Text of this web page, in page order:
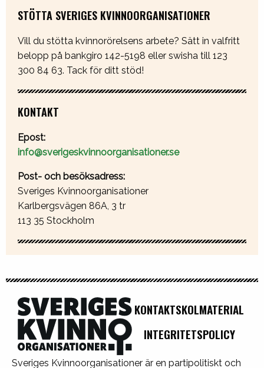
STÖTTA SVERIGES KVINNOORGANISATIONER
Vill du stötta kvinnorörelsens arbete? Sätt in valfritt
belopp på bankgiro 142-5198 eller swisha till 123
300 84 63. Tack för ditt stöd!
KONTAKT
Epost:
info@sverigeskvinnoorganisationer.se
Post- och besöksadress:
Sveriges Kvinnoorganisationer
Karlbergsvägen 86A, 3 tr
113 35 Stockholm
Sveriges Kvinnoorganisationer är en partipolitiskt och
KONTAKTSKOLMATERIAL
INTEGRITETSPOLICY